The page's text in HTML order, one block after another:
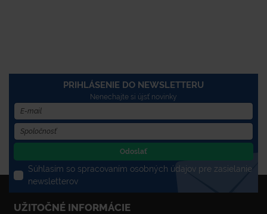
PRIHLÁSENIE DO NEWSLETTERU
Nenechajte si újsť novinky
Odoslať
Súhlasím so spracovaním osobných údajov pre zasielanie
newsletterov
UŽITOČNÉ INFORMÁCIE